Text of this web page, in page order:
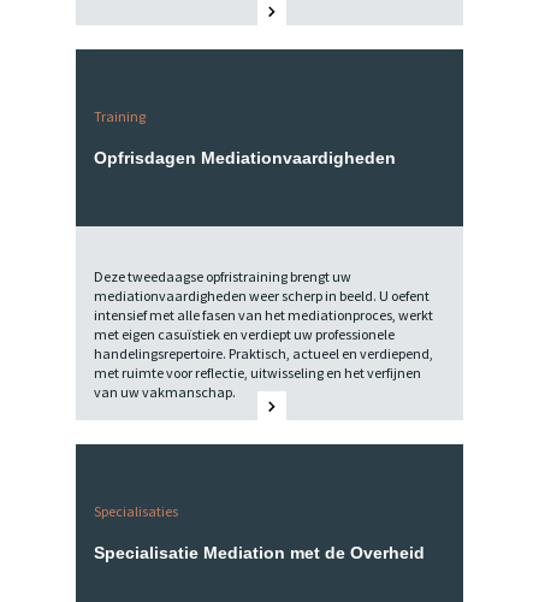
Training
Opfrisdagen Mediationvaardigheden
Deze tweedaagse opfristraining brengt uw
mediationvaardigheden weer scherp in beeld. U oefent
intensief met alle fasen van het mediationproces, werkt
met eigen casuïstiek en verdiept uw professionele
handelingsrepertoire. Praktisch, actueel en verdiepend,
met ruimte voor reflectie, uitwisseling en het verfijnen
van uw vakmanschap.
Specialisaties
Specialisatie Mediation met de Overheid